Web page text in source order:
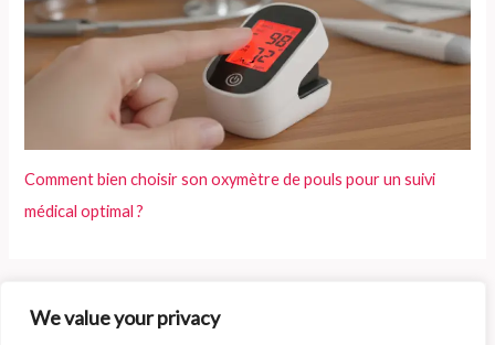
We value your privacy
Comment bien choisir son oxymètre de pouls pour un suivi
médical optimal ?
Archives